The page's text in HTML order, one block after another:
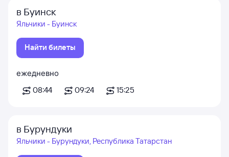
в Буинск
Яльчики - Буинск
Найти билеты
ежедневно
08:44
09:24 15:25
в Бурундуки
Яльчики - Бурундуки, Республика Татарстан